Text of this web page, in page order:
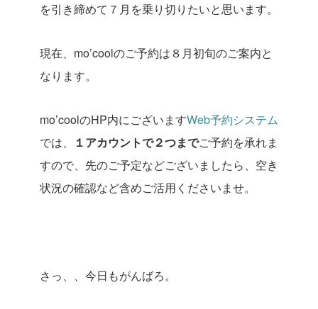
を引き締めて７月を乗り切りたいと思います。
現在、mo’coolのご予約は８月初旬のご案内と
なります。
mo’coolのHP内にございますWeb予約システム
では、
１アカウントで２つまでご予約を承れま
すので、先のご予定などございましたら、空き
状況の確認など含めご活用くださいませ。
さっ、、今日もがんばろ。